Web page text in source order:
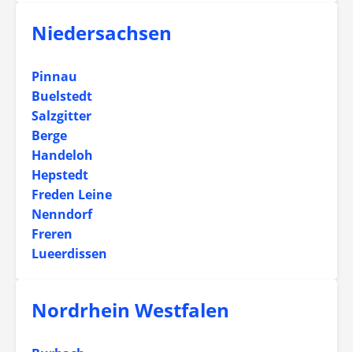
Niedersachsen
Pinnau
Buelstedt
Salzgitter
Berge
Handeloh
Hepstedt
Freden Leine
Nenndorf
Freren
Lueerdissen
Nordrhein Westfalen